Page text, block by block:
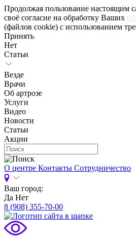
Продолжая пользование настоящим
своё согласие на обработку Ваших
(файлов cookie) с использованием
Принять
Нет
Статьи
Везде
Врачи
Об артрозе
Услуги
Видео
Новости
Статьи
Акции
О центре Контакты Сотрудничество
Ваш город:
Да Нет
8 (908) 355-70-00